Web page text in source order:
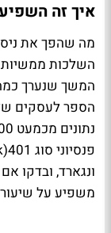
איך זה
מה שהפך את
השלכות
המשך שנערך כמה
הספר לעסקים של
ונגארד, ובדקו
משפיע על